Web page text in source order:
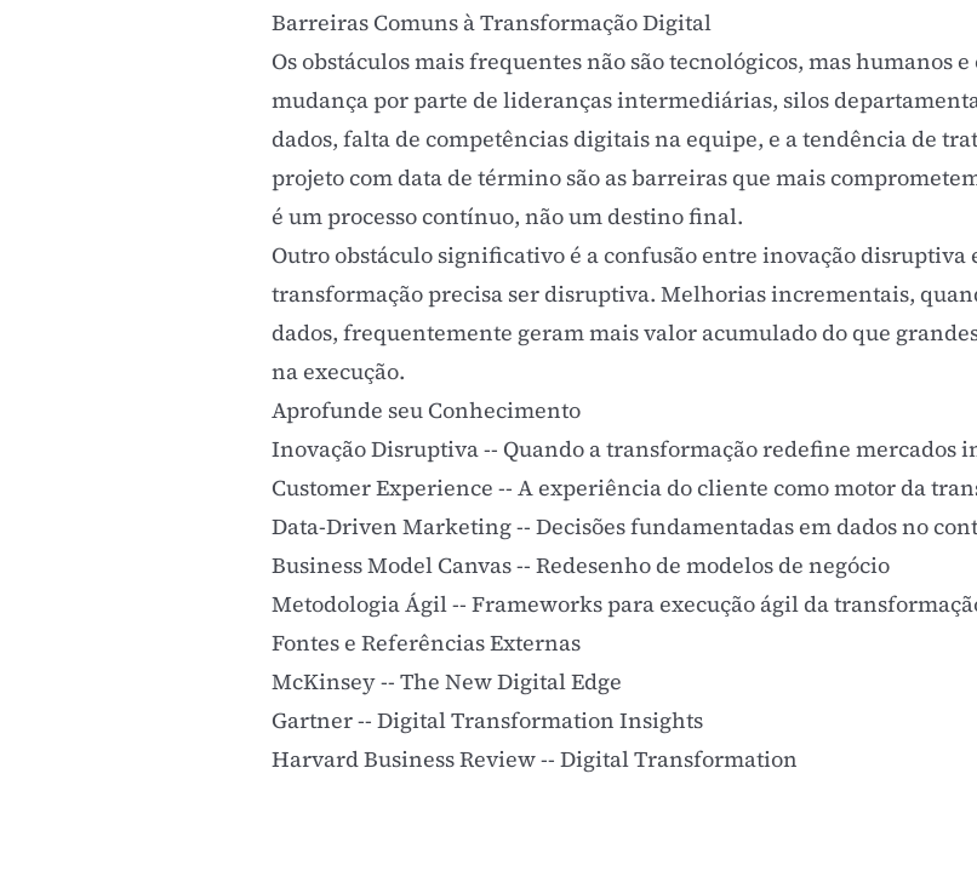
Barreiras Comuns à Transformação Digital
Os obstáculos mais frequentes não são tecnológicos, mas humanos
mudança por parte de lideranças intermediárias, silos
dados, falta de competências digitais na equipe, e a tendência de
projeto com data de término são as barreiras que mais
é um processo contínuo, não um destino final.
Outro obstáculo significativo é a confusão entre inovação disruptiva
transformação precisa ser disruptiva. Melhorias incrementais,
dados, frequentemente geram mais valor acumulado do que
na execução.
Aprofunde seu Conhecimento
Inovação Disruptiva-- Quando a transformação redefine mercados
Customer Experience -- A experiência do cliente como motor da
Data-Driven Marketing-- Decisões fundamentadas em dados no
Business Model Canvas-- Redesenho de modelos de negócio
Metodologia Ágil-- Frameworks para execução ágil da
Fontes e Referências Externas
McKinsey -- The New Digital Edge
Gartner -- Digital Transformation Insights
Harvard Business Review -- Digital Transformation